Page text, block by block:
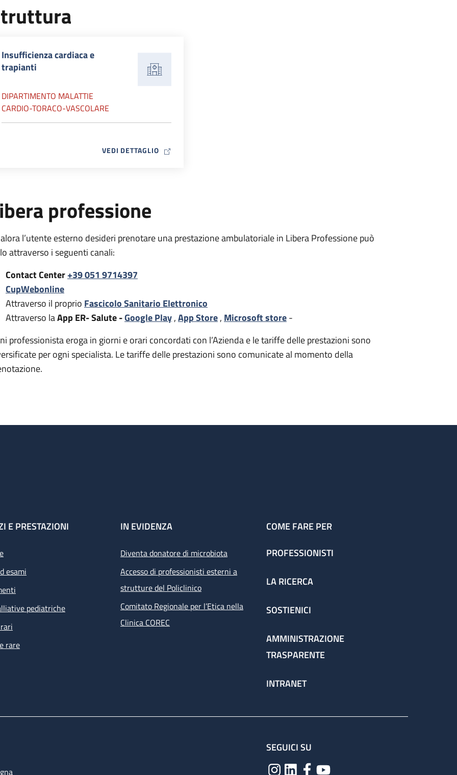
Insufficienza cardiaca e
trapianti
DIPARTIMENTO MALATTIE
CARDIO-TORACO-VASCOLARE
VEDI DETTAGLIOMAP ICON
professione
l’utente esterno desideri prenotare una prestazione ambulatoriale in Libera Professione può
attraverso i seguenti canali:
Contact Center+39 051 9714397
CupWebonline
Attraverso il proprio Fascicolo Sanitario Elettronico
Attraverso laApp ER- Salute -Google Play,App Store, Microsoft store-
professionista eroga in giorni e orari concordati con l’Azienda e le tariffe delle prestazioni sono
per ogni specialista. Le tariffe delle prestazioni sono comunicate al momento della
E PRESTAZIONI
esami
pediatriche
rare
IN EVIDENZA
Diventa donatore di microbiota
Accesso di professionisti esterni a
strutture del Policlinico
Comitato Regionale per l’Etica nella
Clinica COREC
COME FARE PER
PROFESSIONISTI
LA RICERCA
SOSTIENICI
AMMINISTRAZIONE
TRASPARENTE
INTRANET
SEGUICI SU